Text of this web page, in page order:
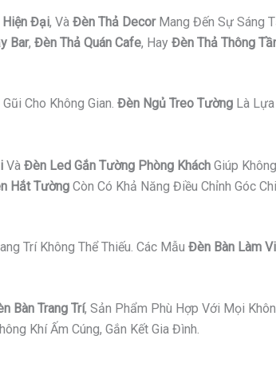
Đại, Và Đèn Thả DecorMang Đến Sự Sáng
Bar, Đèn Thả Quán Cafe, Hay Đèn Thả Thông
Cho Không Gian. Đèn Ngủ Treo Tường Là
Và Đèn Led Gắn Tường Phòng Khách Giúp
Hắt Tường Còn Có Khả Năng Điều Chỉnh Góc
Trí Không Thể Thiếu. Các Mẫu Đèn Bàn Làm
Bàn Trang Trí, Sản Phẩm Phù Hợp Với Mọi
Khí Ấm Cúng, Gắn Kết Gia Đình.